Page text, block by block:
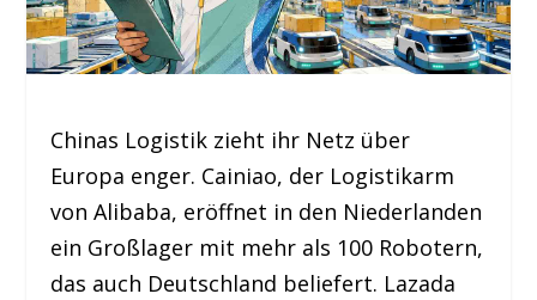
Chinas Logistik zieht ihr Netz über
Europa enger. Cainiao, der Logistikarm
von Alibaba, eröffnet in den Niederlanden
ein Großlager mit mehr als 100 Robotern,
das auch Deutschland beliefert. Lazada